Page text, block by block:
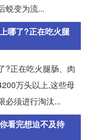
蜕变为流...
哪了?正在吃火腿
?正在吃火腿肠、肉
万头以上,这些母
必须进行淘汰...
看完想迫不及待